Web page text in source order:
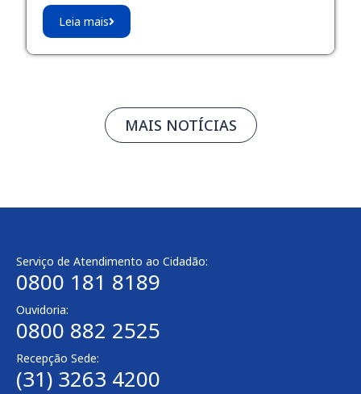
Leia mais
MAIS NOTÍCIAS
Serviço de Atendimento ao Cidadão:
0800 181 8189
Ouvidoria:
0800 882 2525
Recepção Sede:
(31) 3263 4200